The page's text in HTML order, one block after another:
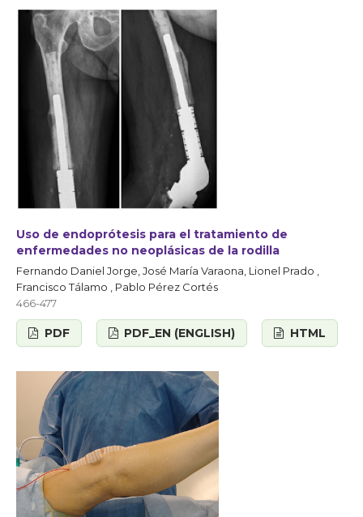
Uso de endoprótesis para el tratamiento de
enfermedades no neoplásicas de la rodilla
Fernando Daniel Jorge, José María Varaona, Lionel Prado ,
Francisco Tálamo , Pablo Pérez Cortés
466-477
PDF PDF_EN (ENGLISH) HTML